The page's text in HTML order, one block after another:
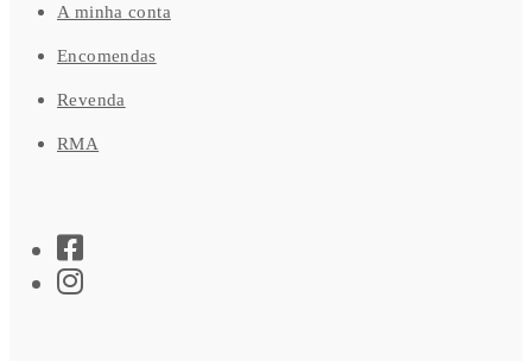
A minha conta
Encomendas
Revenda
RMA